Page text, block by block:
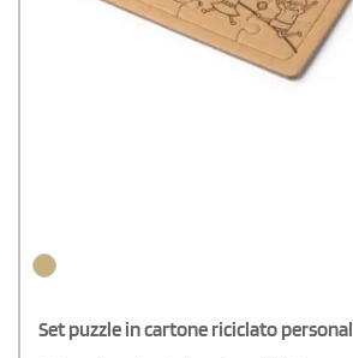
Set puzzle in cartone riciclato